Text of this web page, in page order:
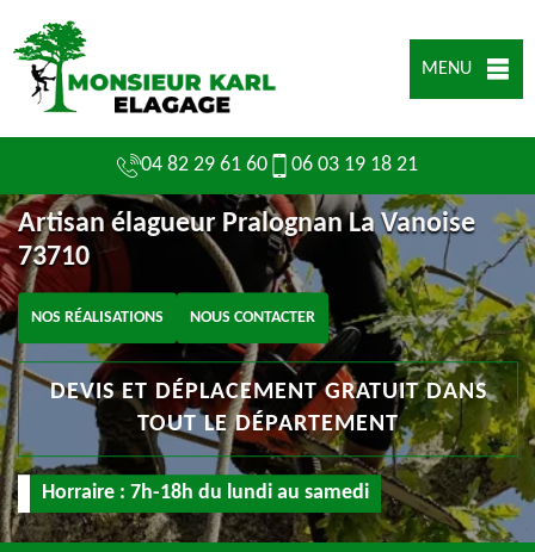
MENU
04 82 29 61 60 06 03 19 18 21
Artisan élagueur Pralognan La Vanoise
73710
NOS RÉALISATIONS NOUS CONTACTER
DEVIS ET DÉPLACEMENT GRATUIT DANS
TOUT LE DÉPARTEMENT
Horraire : 7h-18h du lundi au samedi